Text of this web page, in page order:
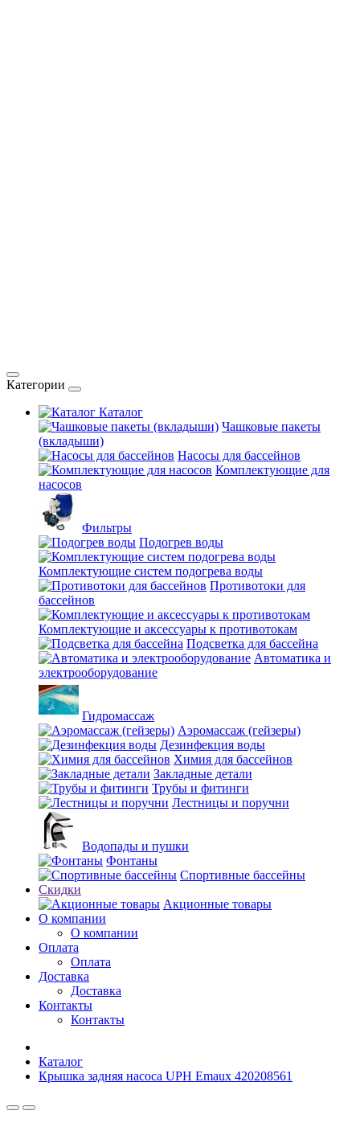
Категории
Каталог
Чашковые пакеты
(вкладыши)
Насосы для бассейнов
Комплектующие для
насосов
Фильтры
Подогрев воды
Комплектующие систем подогрева воды
Противотоки для
бассейнов
Комплектующие и аксессуары к противотокам
Подсветка для бассейна
Автоматика и
электрооборудование
Гидромассаж
Аэромассаж (гейзеры)
Дезинфекция воды
Химия для бассейнов
Закладные детали
Трубы и фитинги
Лестницы и поручни
Водопады и пушки
Фонтаны
Спортивные бассейны
Скидки
Акционные товары
О компании
О компании
Оплата
Оплата
Доставка
Доставка
Контакты
Контакты
Каталог
Крышка задняя насоса UPH Emaux 420208561